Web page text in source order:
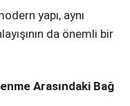
yapı, aynı
da önemli bir
Arasındaki Bağ